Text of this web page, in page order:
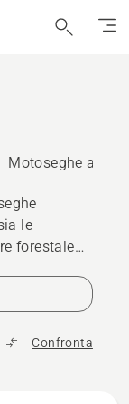
Motoseghe a
le
forestale
Dai
al taglio
Husqvarna
Confronta